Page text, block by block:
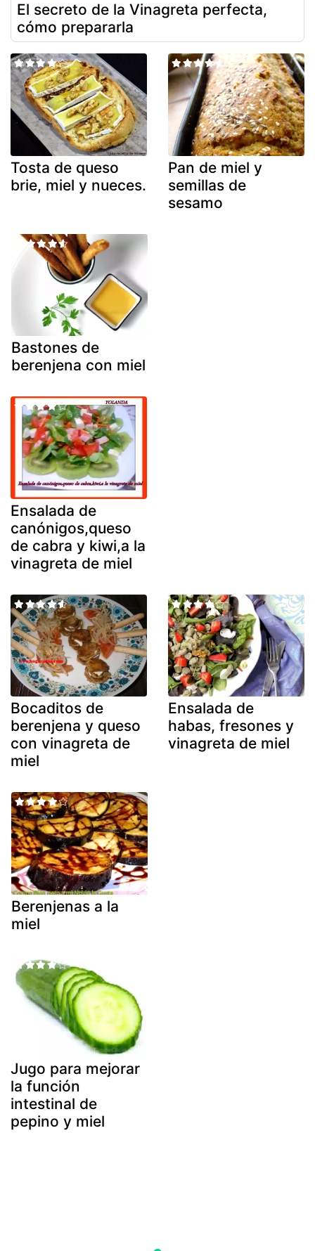
El secreto de la Vinagreta perfecta,
cómo prepararla
Tosta de queso
brie, miel y nueces.
Pan de miel y
semillas de
sesamo
Bastones de
berenjena con miel
Ensalada de
canónigos,queso
de cabra y kiwi,a la
vinagreta de miel
Bocaditos de
berenjena y queso
con vinagreta de
miel
Ensalada de
habas, fresones y
vinagreta de miel
Berenjenas a la
miel
Jugo para mejorar
la función
intestinal de
pepino y miel